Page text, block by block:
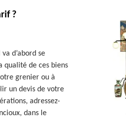
?
d’abord se
qualité de ces biens
grenier ou à
un devis de votre
adressez-
dans le